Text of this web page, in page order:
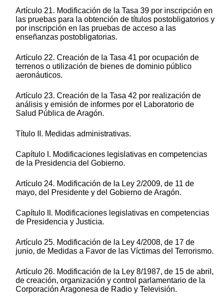
Artículo 21. Modificación de la Tasa 39 por inscripción en
las pruebas para la obtención de títulos postobligatorios y
por inscripción en las pruebas de acceso a las
enseñanzas postobligatorias.
Artículo 22. Creación de la Tasa 41 por ocupación de
terrenos o utilización de bienes de dominio público
aeronáuticos.
Artículo 23. Creación de la Tasa 42 por realización de
análisis y emisión de informes por el Laboratorio de
Salud Pública de Aragón.
Título II. Medidas administrativas.
Capítulo I. Modificaciones legislativas en competencias
de la Presidencia del Gobierno.
Artículo 24. Modificación de la Ley 2/2009, de 11 de
mayo, del Presidente y del Gobierno de Aragón.
Capítulo II. Modificaciones legislativas en competencias
de Presidencia y Justicia.
Artículo 25. Modificación de la Ley 4/2008, de 17 de
junio, de Medidas a Favor de las Víctimas del Terrorismo.
Artículo 26. Modificación de la Ley 8/1987, de 15 de abril,
de creación, organización y control parlamentario de la
Corporación Aragonesa de Radio y Televisión.